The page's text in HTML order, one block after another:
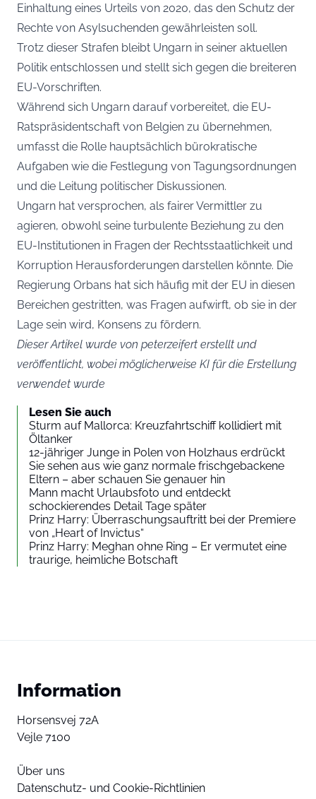
Einhaltung eines Urteils von 2020, das den Schutz der
Rechte von Asylsuchenden gewährleisten soll.
Trotz dieser Strafen bleibt Ungarn in seiner aktuellen
Politik entschlossen und stellt sich gegen die breiteren
EU-Vorschriften.
Während sich Ungarn darauf vorbereitet, die EU-
Ratspräsidentschaft von Belgien zu übernehmen,
umfasst die Rolle hauptsächlich bürokratische
Aufgaben wie die Festlegung von Tagungsordnungen
und die Leitung politischer Diskussionen.
Ungarn hat versprochen, als fairer Vermittler zu
agieren, obwohl seine turbulente Beziehung zu den
EU-Institutionen in Fragen der Rechtsstaatlichkeit und
Korruption Herausforderungen darstellen könnte. Die
Regierung Orbans hat sich häufig mit der EU in diesen
Bereichen gestritten, was Fragen aufwirft, ob sie in der
Lage sein wird, Konsens zu fördern.
Dieser Artikel wurde von peterzeifert erstellt und
veröffentlicht, wobei möglicherweise KI für die Erstellung
verwendet wurde
Lesen Sie auch
Sturm auf Mallorca: Kreuzfahrtschiff kollidiert mit
Öltanker
12-jähriger Junge in Polen von Holzhaus erdrückt
Sie sehen aus wie ganz normale frischgebackene
Eltern – aber schauen Sie genauer hin
Mann macht Urlaubsfoto und entdeckt
schockierendes Detail Tage später
Prinz Harry: Überraschungsauftritt bei der Premiere
von „Heart of Invictus“
Prinz Harry: Meghan ohne Ring – Er vermutet eine
traurige, heimliche Botschaft
Information
Horsensvej 72A
Vejle 7100
Über uns
Datenschutz- und Cookie-Richtlinien